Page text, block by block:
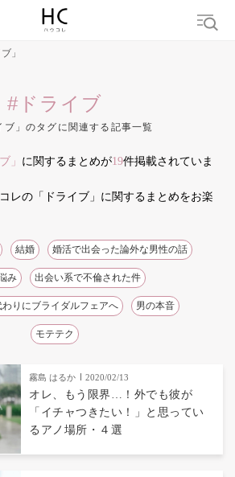
カップル 男の本音 モテテク 婚活
」
#ドライブ
ブ」のタグに関連する記事一覧
」 に関するまとめが19件掲載されていま
レの「ドライブ」に関するまとめをお楽
結婚 婚活で出会った論外な男性の話
み 出会い系で不倫された件
りにブライダルフェアへ 男の本音
モテテク
霧島 はるか 2020/02/13
オレ、もう限界…！外でも彼が
「イチャつきたい！」と思ってい
るアノ場所・４選